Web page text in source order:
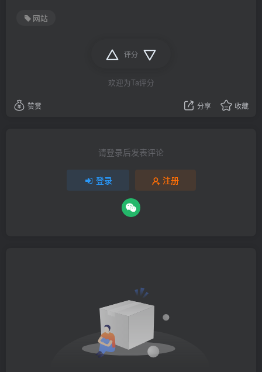
网站
评分
欢迎为Ta评分
赞赏 分享 收藏
请登录后发表评论
登录 注册